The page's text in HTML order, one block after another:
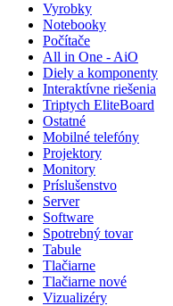
Vyrobky
Notebooky
Počítače
All in One - AiO
Diely a komponenty
Interaktívne riešenia
Triptych EliteBoard
Ostatné
Mobilné telefóny
Projektory
Monitory
Príslušenstvo
Server
Software
Spotrebný tovar
Tabule
Tlačiarne
Tlačiarne nové
Vizualizéry